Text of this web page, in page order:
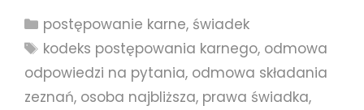
Kategorie
postępowanie karne, świadek
Tagi
kodeks postępowania karnego, odmowa
odpowiedzi na pytania, odmowa składania
zeznań, osoba najbliższa, prawa świadka,